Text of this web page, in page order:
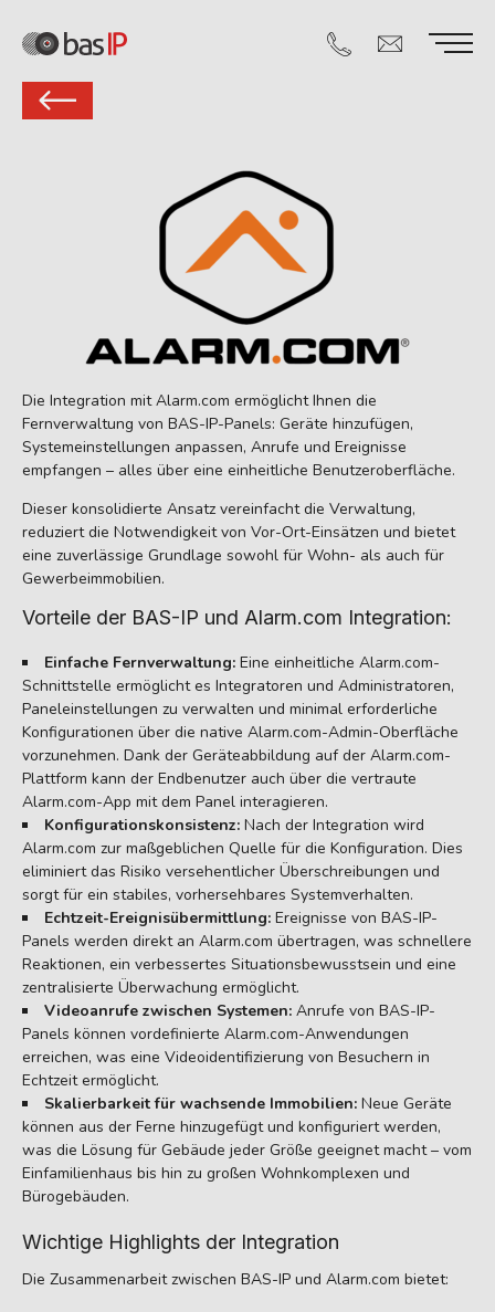
Die Integration mit Alarm.com ermöglicht Ihnen die
Fernverwaltung von BAS-IP-Panels: Geräte hinzufügen,
Systemeinstellungen anpassen, Anrufe und Ereignisse
empfangen – alles über eine einheitliche Benutzeroberfläche.
Dieser konsolidierte Ansatz vereinfacht die Verwaltung,
reduziert die Notwendigkeit von Vor-Ort-Einsätzen und bietet
eine zuverlässige Grundlage sowohl für Wohn- als auch für
Gewerbeimmobilien.
Vorteile der BAS-IP und Alarm.com Integration:
Einfache Fernverwaltung: Eine einheitliche Alarm.com-
Schnittstelle ermöglicht es Integratoren und Administratoren,
Paneleinstellungen zu verwalten und minimal erforderliche
Konfigurationen über die native Alarm.com-Admin-Oberfläche
vorzunehmen. Dank der Geräteabbildung auf der Alarm.com-
Plattform kann der Endbenutzer auch über die vertraute
Alarm.com-App mit dem Panel interagieren.
Konfigurationskonsistenz: Nach der Integration wird
Alarm.com zur maßgeblichen Quelle für die Konfiguration. Dies
eliminiert das Risiko versehentlicher Überschreibungen und
sorgt für ein stabiles, vorhersehbares Systemverhalten.
Echtzeit-Ereignisübermittlung: Ereignisse von BAS-IP-
Panels werden direkt an Alarm.com übertragen, was schnellere
Reaktionen, ein verbessertes Situationsbewusstsein und eine
zentralisierte Überwachung ermöglicht.
Videoanrufe zwischen Systemen: Anrufe von BAS-IP-
Panels können vordefinierte Alarm.com-Anwendungen
erreichen, was eine Videoidentifizierung von Besuchern in
Echtzeit ermöglicht.
Skalierbarkeit für wachsende Immobilien: Neue Geräte
können aus der Ferne hinzugefügt und konfiguriert werden,
was die Lösung für Gebäude jeder Größe geeignet macht – vom
Einfamilienhaus bis hin zu großen Wohnkomplexen und
Bürogebäuden.
Wichtige Highlights der Integration
Die Zusammenarbeit zwischen BAS-IP und Alarm.com bietet: